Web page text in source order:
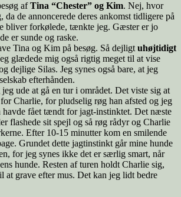
afTina “Chester” og Kim. Nej, hvor
de annoncerede deres ankomst tidligere på
bliver forkølede, tænkte jeg. Gæster er jo
er sunde og raske.
Tina og Kim på besøg. Så dejligt uhøjtidigt
glædede mig også rigtig meget til at vise
dejlige Silas. Jeg synes også bare, at jeg
efterhånden.
ude at gå en tur i området. Det viste sig at
Charlie, for pludselig røg han afsted og jeg
havde fået tændt for jagt-instinktet. Det næste
flashede sit spejl og så røg rådyr og Charlie
Efter 10-15 minutter kom en smilende
Grundet dette jagtinstinkt går mine hunde
for jeg synes ikke det er særlig smart, når
hunde. Resten af turen holdt Charlie sig,
at grave efter mus. Det kan jeg lidt bedre